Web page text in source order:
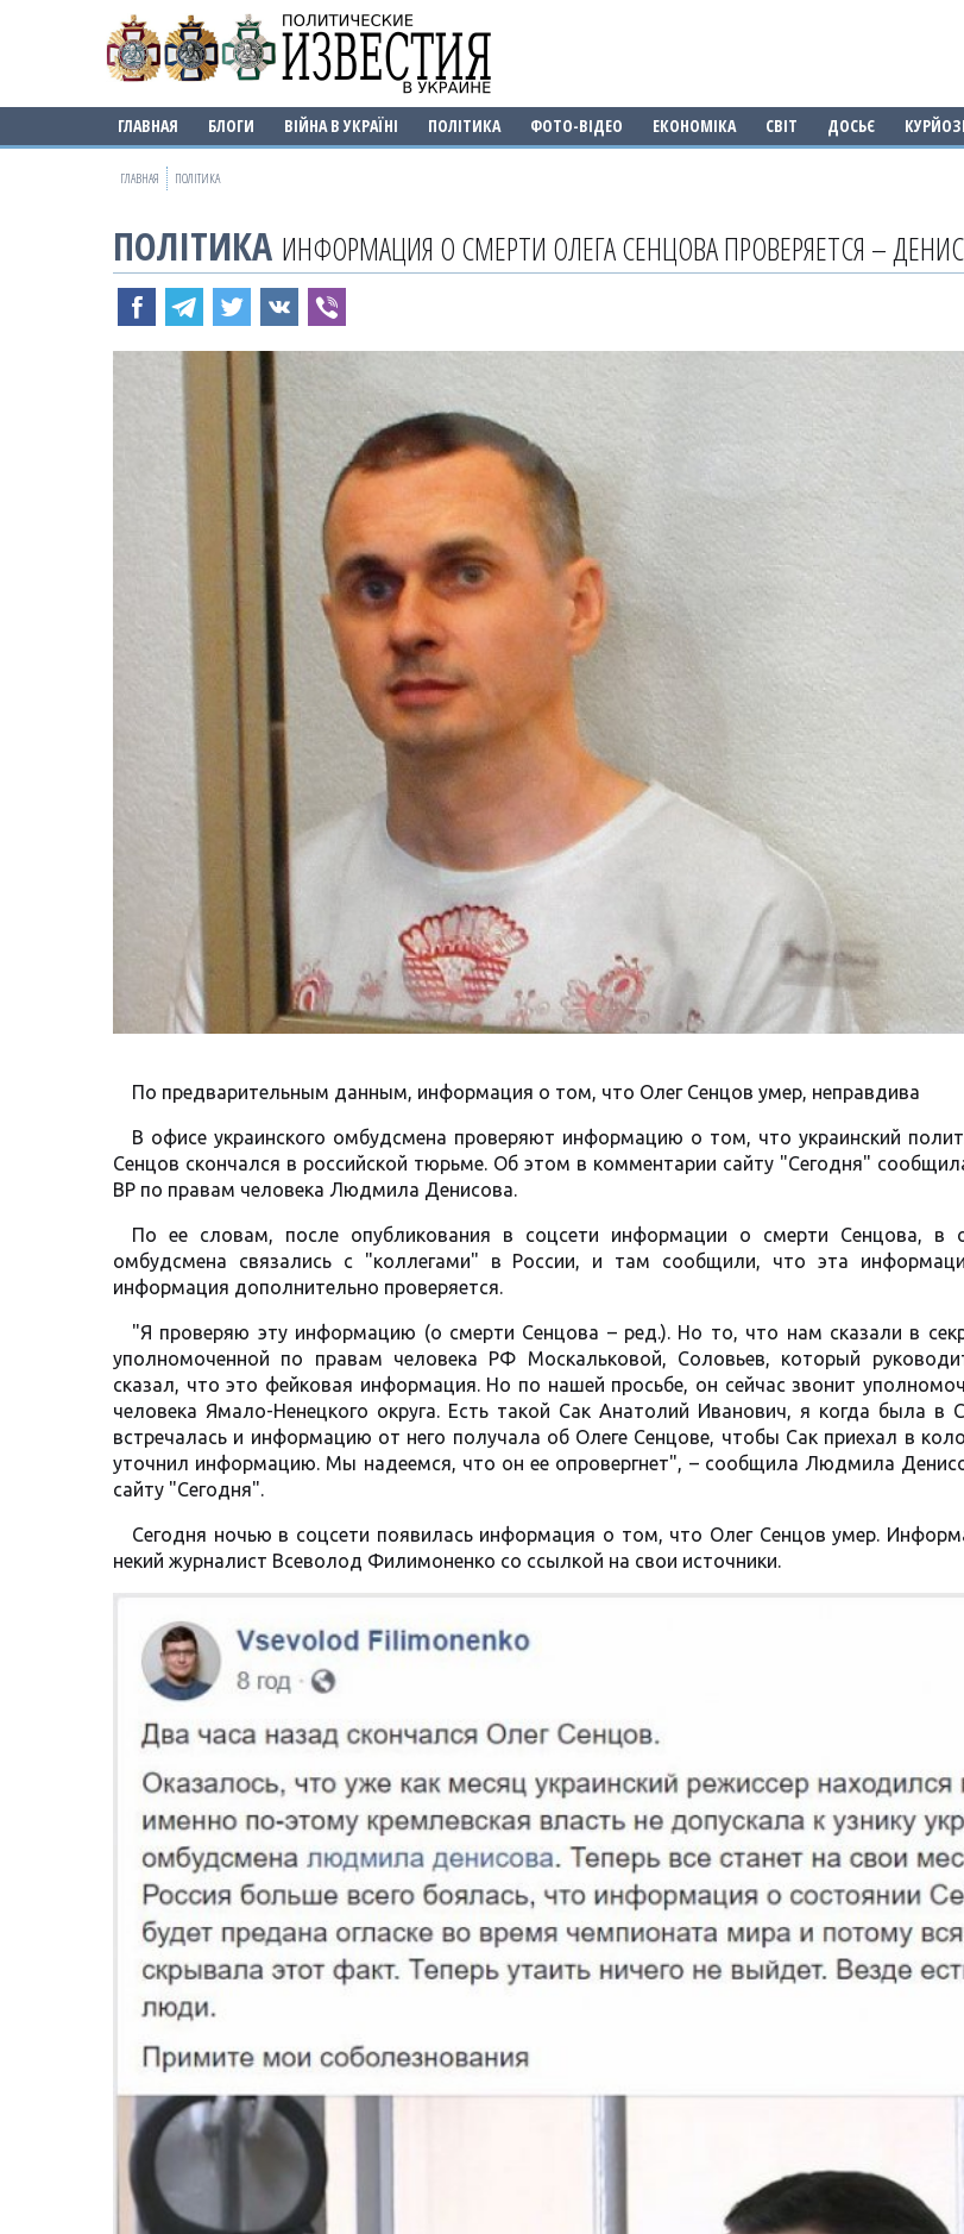
ГЛАВНАЯ БЛОГИ ВІЙНА В УКРАЇНІ ПОЛІТИКА ФОТО-ВІДЕО ЕКОНОМІКА СВІТ ДОСЬЄ
ГЛАВНАЯ ПОЛІТИКА
ПОЛІТИКА ИНФОРМАЦИЯ О СМЕРТИ ОЛЕГА СЕНЦОВА ПРОВЕРЯЕТСЯ –
По предварительным данным, информация о том, что Олег Сенцов умер, неправдива
В офисе украинского омбудсмена проверяют информацию о том, что украинский
Сенцов скончался в российской тюрьме. Об этом в комментарии сайту "Сегодня"
ВР по правам человека Людмила Денисова.
По ее словам, после опубликования в соцсети информации о смерти Сенцова, в
омбудсмена связались с "коллегами" в России, и там сообщили, что эта
информация дополнительно проверяется.
"Я проверяю эту информацию (о смерти Сенцова – ред.). Но то, что нам сказали в
уполномоченной по правам человека РФ Москальковой, Соловьев, который
сказал, что это фейковая информация. Но по нашей просьбе, он сейчас звонит
человека Ямало-Ненецкого округа. Есть такой Сак Анатолий Иванович, я когда была в
встречалась и информацию от него получала об Олеге Сенцове, чтобы Сак приехал в
уточнил информацию. Мы надеемся, что он ее опровергнет", – сообщила Людмила
сайту "Сегодня".
Сегодня ночью в соцсети появилась информация о том, что Олег Сенцов умер.
некий журналист Всеволод Филимоненко со ссылкой на свои источники.